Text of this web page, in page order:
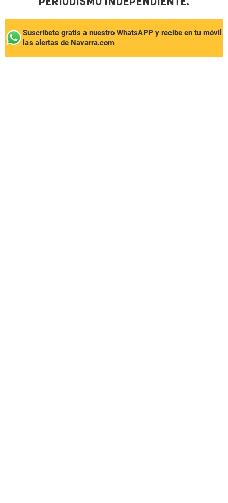
Suscríbete gratis a nuestro WhatsAPP y recibe en tu móvil
las alertas de Navarra.com